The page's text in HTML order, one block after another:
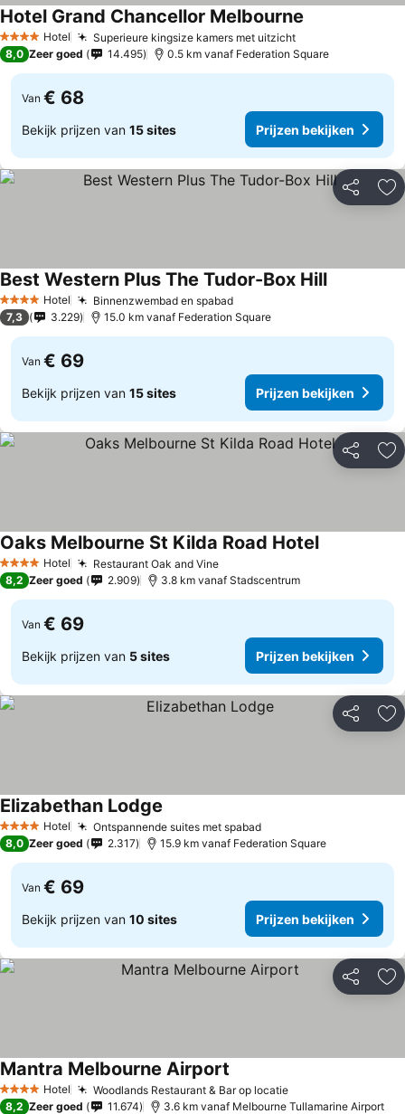
4 SterrenHotel Superieure kingsize kamers met uitzicht
Hotel Grand Chancellor Melbourne
8,0 Zeer goed 14.495 0.5 km vanaf Federation Square
Van € 68
Bekijk prijzen van 15 sites Prijzen bekijken
Delen
4 SterrenHotel Binnenzwembad en spabad
Best Western Plus The Tudor-Box Hill
7,3 3.229 15.0 km vanaf Federation Square
Van € 69
Bekijk prijzen van 15 sites Prijzen bekijken
Delen
4 SterrenHotel Restaurant Oak and Vine
Oaks Melbourne St Kilda Road Hotel
8,2 Zeer goed 2.909 3.8 km vanaf Stadscentrum
Van € 69
Bekijk prijzen van 5 sites Prijzen bekijken
Delen
4 SterrenHotel Ontspannende suites met spabad
Elizabethan Lodge
8,0 Zeer goed 2.317 15.9 km vanaf Federation Square
Van € 69
Bekijk prijzen van 10 sites Prijzen bekijken
Delen
4 SterrenHotel Woodlands Restaurant & Bar op locatie
Mantra Melbourne Airport
8,2 Zeer goed 11.674 3.6 km vanaf Melbourne Tullamarine Airport